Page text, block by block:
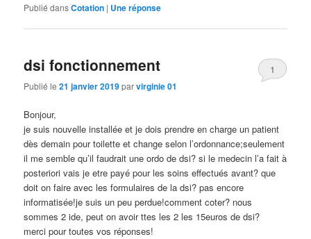
Publié dansCotation | Uneréponse
dsi fonctionnement
Publié le21 janvier 2019parvirginie 01
1
Bonjour,
je suis nouvelle installée et je dois prendre en charge un patient
dès demain pour toilette et change selon l’ordonnance;seulement
il me semble qu’il faudrait une ordo de dsi? si le medecin l’a fait à
posteriori vais je etre payé pour les soins effectués avant? que
doit on faire avec les formulaires de la dsi? pas encore
informatisée!je suis un peu perdue!comment coter? nous
sommes 2 ide, peut on avoir ttes les 2 les 15euros de dsi?
merci pour toutes vos réponses!